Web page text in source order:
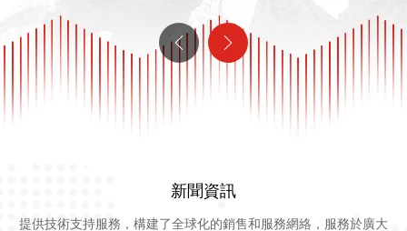
新聞資訊
提供技術支持服務，構建了全球化的銷售和服務網絡，服務於廣大